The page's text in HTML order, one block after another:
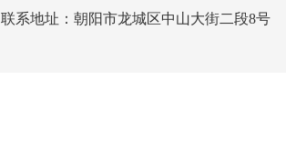
联系地址：朝阳市龙城区中山大街二段8号